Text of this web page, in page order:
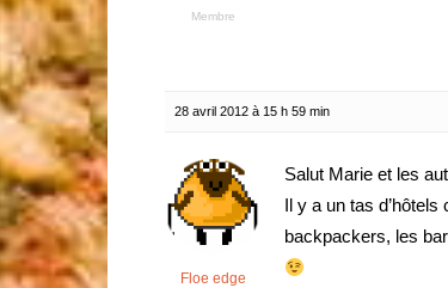
Membre
28 avril 2012 à 15 h 59 min
Floe edge
Salut Marie et les
Il y a un tas
backpackers, les